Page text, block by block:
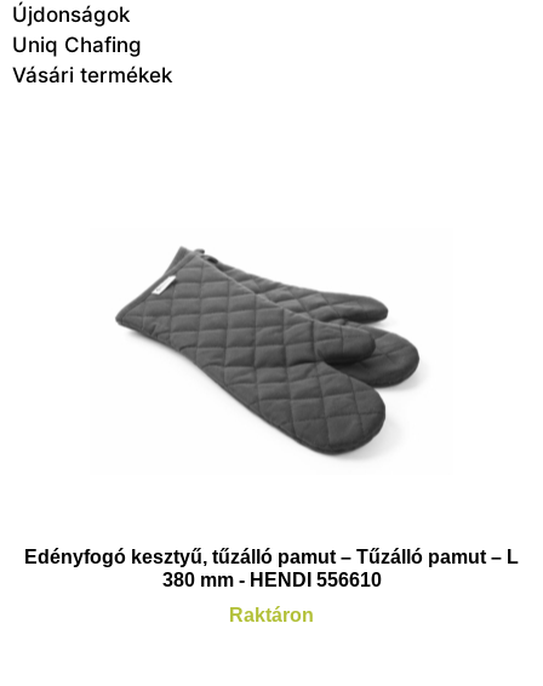
Újdonságok
Uniq Chafing
Vásári termékek
Edényfogó kesztyű, tűzálló pamut – Tűzálló pamut – L
380 mm - HENDI 556610
Raktáron